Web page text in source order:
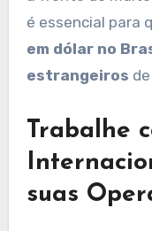
é essencial para
em dólar no
estrangeiros
Trabalhe
suas